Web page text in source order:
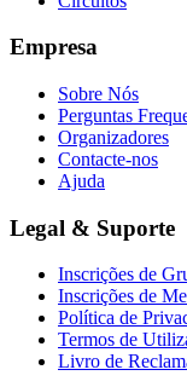
Empresa
Sobre Nós
Perguntas
Organizadores
Contacte-nos
Ajuda
Legal & Suporte
Inscrições de
Inscrições de
Política de
Termos de
Livro de